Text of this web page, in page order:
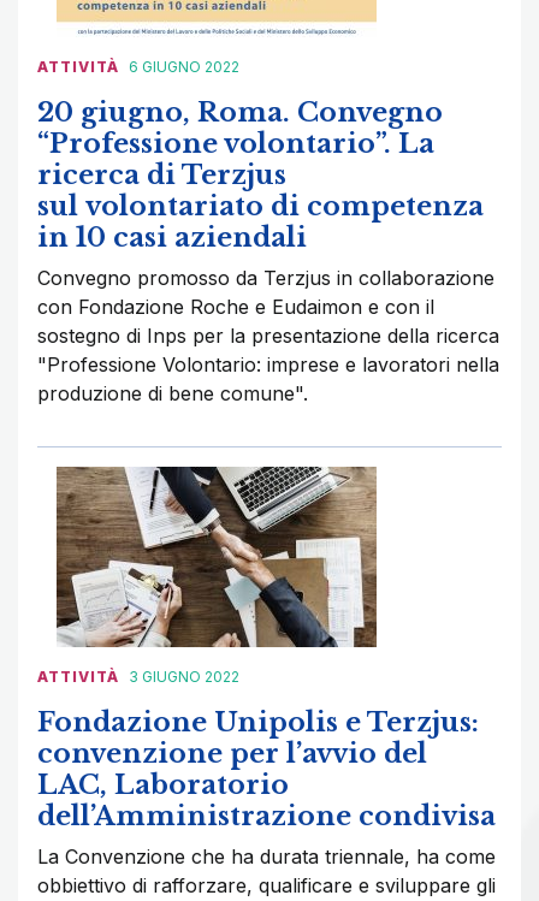
ATTIVITÀ 6 GIUGNO 2022
20 giugno, Roma. Convegno
“Professione volontario”. La
ricerca di Terzjus
sul volontariato di competenza
in 10 casi aziendali
Convegno promosso da Terzjus in collaborazione
con Fondazione Roche e Eudaimon e con il
sostegno di Inps per la presentazione della ricerca
"Professione Volontario: imprese e lavoratori nella
produzione di bene comune".
ATTIVITÀ 3 GIUGNO 2022
Fondazione Unipolis e Terzjus:
convenzione per l’avvio del
LAC, Laboratorio
dell’Amministrazione condivisa
La Convenzione che ha durata triennale, ha come
obbiettivo di rafforzare, qualificare e sviluppare gli